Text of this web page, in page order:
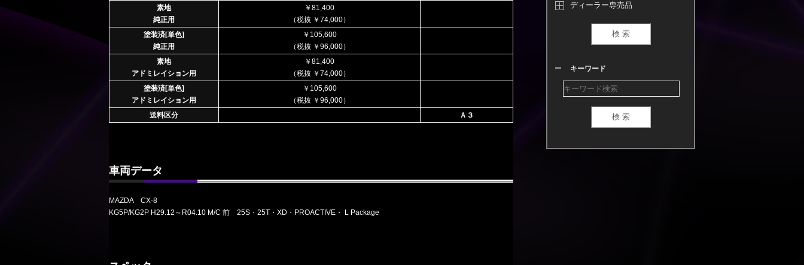
素地
純正用
￥81,400
（税抜 ￥74,000）
塗装済[単色]
純正用
￥105,600
（税抜 ￥96,000）
素地
アドミレイション用
￥81,400
（税抜 ￥74,000）
塗装済[単色]
アドミレイション用
￥105,600
（税抜 ￥96,000）
送料区分
Ａ３
車両データ
MAZDA CX-8
KG5P/KG2P H29.12～R04.10 M/C 前 25S・25T・XD・PROACTIVE・ L Package
ディーラー専売品
キーワード